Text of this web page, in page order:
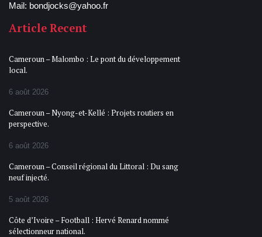
Mail: bondjocks@yahoo.fr
Article Recent
Cameroun – Malombo : Le pont du développement
local.
6 août 2026
Cameroun – Nyong-et-Kellé : Projets routiers en
perspective.
6 août 2026
Cameroun – Conseil régional du Littoral : Du sang
neuf injecté.
5 août 2026
Côte d’Ivoire – Football : Hervé Renard nommé
sélectionneur national.